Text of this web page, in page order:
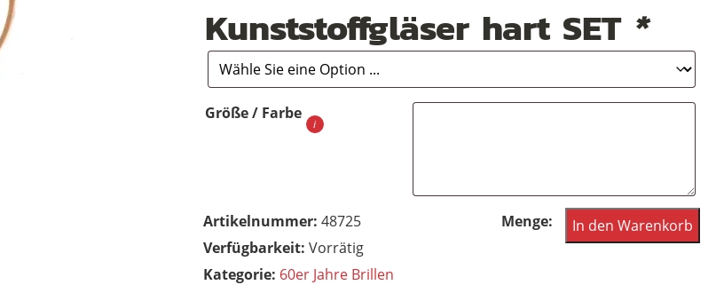
Kunststoffgläser hart SET *
Größe / Farbe
Artikelnummer: 48725
Vorrätig
Kategorie: 60er Jahre Brillen
Vintagebrille
der
In den Warenkorb